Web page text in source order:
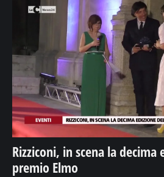
Rizziconi, in scena la decima
premio Elmo